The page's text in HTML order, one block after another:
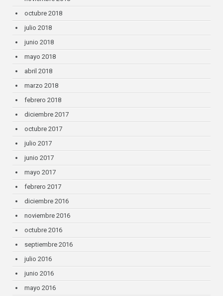
octubre 2018
julio 2018
junio 2018
mayo 2018
abril 2018
marzo 2018
febrero 2018
diciembre 2017
octubre 2017
julio 2017
junio 2017
mayo 2017
febrero 2017
diciembre 2016
noviembre 2016
octubre 2016
septiembre 2016
julio 2016
junio 2016
mayo 2016